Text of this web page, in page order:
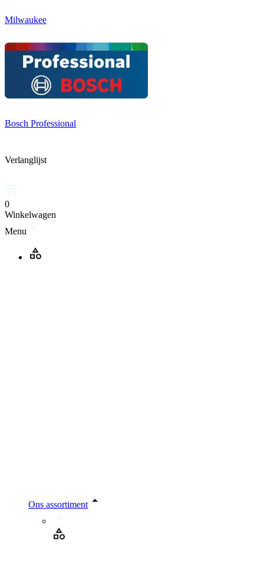
Milwaukee
Bosch Professional
Verlanglijst
0
Winkelwagen
Menu
Ons assortiment